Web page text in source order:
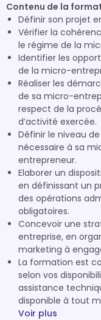
Contenu de la
Définir son projet
Vérifier la
le régime de la
Identifier les
de la micro-
Réaliser les
de sa micro-
respect de la
d’activité exercée.
Définir le niveau
nécessaire à sa
entrepreneur.
Elaborer un
en définissant un
des opérations
obligatoires.
Concevoir une
entreprise, en
marketing à
La formation est
selon vos
assistance
disponible à tout
Voir plus